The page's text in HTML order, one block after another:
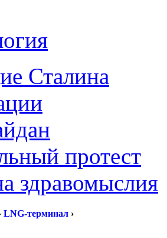
Сталина
протест
здравомыслия
LNG-терминал ›